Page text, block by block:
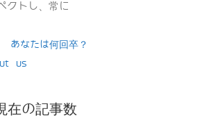
クトし、常に
あなたは何回卒？
us
在の記事数